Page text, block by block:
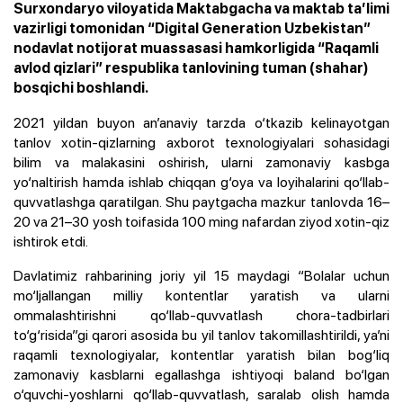
Surxondaryo viloyatida Maktabgacha va maktab ta’limi
vazirligi tomonidan “Digital Generation Uzbekistan”
nodavlat notijorat muassasasi hamkorligida “Raqamli
avlod qizlari” respublika tanlovining tuman (shahar)
bosqichi boshlandi.
2021 yildan buyon an’anaviy tarzda o‘tkazib kelinayotgan
tanlov xotin-qizlarning axborot texnologiyalari sohasidagi
bilim va malakasini oshirish, ularni zamonaviy kasbga
yo‘naltirish hamda ishlab chiqqan g‘oya va loyihalarini qo‘llab-
quvvatlashga qaratilgan. Shu paytgacha mazkur tanlovda 16–
20 va 21–30 yosh toifasida 100 ming nafardan ziyod xotin-qiz
ishtirok etdi.
Davlatimiz rahbarining joriy yil 15 maydagi “Bolalar uchun
mo‘ljallangan milliy kontentlar yaratish va ularni
ommalashtirishni qo‘llab-quvvatlash chora-tadbirlari
to‘g‘risida”gi qarori asosida bu yil tanlov takomillashtirildi, ya’ni
raqamli texnologiyalar, kontentlar yaratish bilan bog‘liq
zamonaviy kasblarni egallashga ishtiyoqi baland bo‘lgan
o‘quvchi-yoshlarni qo‘llab-quvvatlash, saralab olish hamda